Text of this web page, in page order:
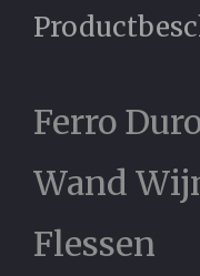
Ferro
Wand
Flessen